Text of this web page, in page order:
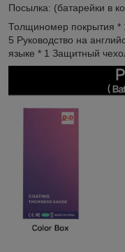
Посылка: (батарейки в
Толщиномер покрытия *
5 Руководство на
языке * 1 Защитный